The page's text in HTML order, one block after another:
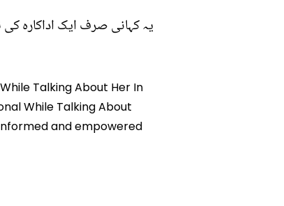
یہ کہانی صرف ایک اداکارہ
Talking About Her In
While Talking About
and empowered